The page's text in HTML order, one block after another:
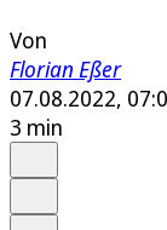
Von
Florian Eßer
07.08.2022,
3 min